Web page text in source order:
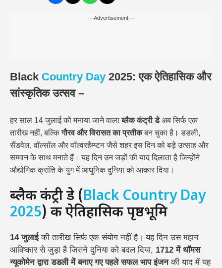
---Advertisement---
Black Country Day 2025: एक ऐतिहासिक और
सांस्कृतिक उत्सव –
हर साल 14 जुलाई को मनाया जाने वालाब्लैक कंट्री डेअब सिर्फ एक
तारीख नहीं, बल्किगौरव और विरासत का प्रतीकबन चुका है। डडली,
सैंडवेल, वॉल्सॉल और वॉल्वरहैम्प्टन जैसे शहर इस दिन को बड़े उत्साह और
सम्मान के साथ मनाते हैं। यह दिन उन जड़ों की याद दिलाता है जिन्होंने
औद्योगिक क्रांति के युग में आधुनिक दुनिया को आकार दिया।
ब्लैक कंट्री डे (Black Country Day
2025) की ऐतिहासिक पृष्ठभूमि
14 जुलाईकी तारीख सिर्फ एक संयोग नहीं है। यह दिन उस महान
आविष्कार से जुड़ा है जिसने दुनिया को बदल दिया, 1712 में थॉमस
न्यूकोमेन द्वारा डडली में बनाए गए पहले सफल भाप इंजनकी याद में यह